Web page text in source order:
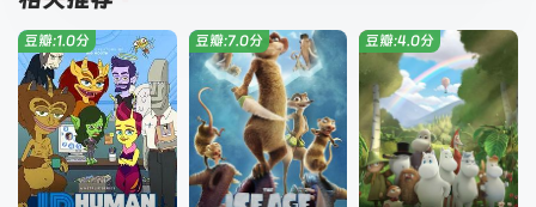
豆瓣:1.0分 豆瓣:7.0分 豆瓣:4.0分